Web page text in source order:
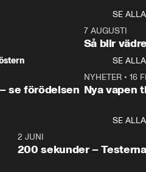
SE ALLA
7 AUGUSTI
Så blir
SE ALLA
se förödelsen
NYHETER• 16
Nya vapen
SE ALLA
2 JUNI
200 sekunder – Testerna